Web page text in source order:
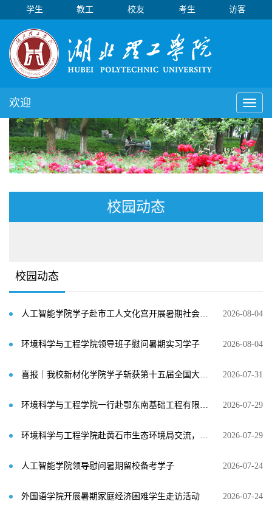
学生 教工 校友 考生 访客
Toggle
欢迎
校园动态
校园动态
人工智能学院学子赴市工人文化宫开展暑期社会实践 2026-08-04
环境科学与工程学院领导班子慰问暑期实习学子 2026-08-04
喜报｜我校新材化学院学子斩获第十五届全国大学生金相技能大赛国家级一等奖 2026-07-31
环境科学与工程学院一行赴鄂东南基础工程有限公司开展校企科研合作对接 2026-07-29
环境科学与工程学院赴黄石市生态环境局交流，共推生态环境权益服务平台建设 2026-07-29
人工智能学院领导慰问暑期留校备考学子 2026-07-24
外国语学院开展暑期家庭经济困难学生走访活动 2026-07-24